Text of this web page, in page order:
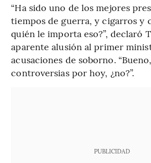
“Ha sido uno de los mejores
tiempos de guerra, y cigarros y
quién le importa eso?”, declaró
aparente alusión al primer
acusaciones de soborno.
controversias por hoy, ¿no?”.
PUBLICIDAD